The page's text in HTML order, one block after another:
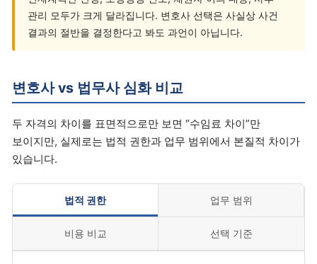
관리 모두가 크게 달라집니다. 변호사 선택은 사실상 사건
결과의 절반을 결정한다고 봐도 과언이 아닙니다.
변호사 vs 법무사 심화 비교
두 자격의 차이를 표면적으로만 보면 “수임료 차이”만
보이지만, 실제로는 법적 권한과 업무 범위에서 본질적 차이가
있습니다.
법적 권한 업무 범위
비용 비교 선택 기준